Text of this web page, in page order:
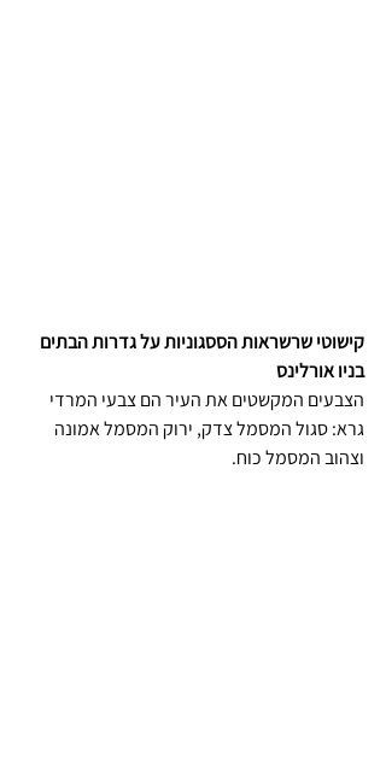
קישוטי שרשראות הססגוניות על גדרות הבתים
בניו אורלינס
הצבעים המקשטים את העיר הם צבעי המרדי
גרא: סגול המסמל צדק, ירוק המסמל אמונה
וצהוב המסמל כוח.